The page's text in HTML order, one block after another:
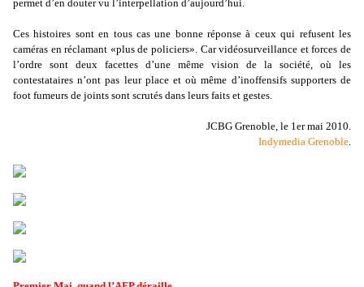
permet d’en douter vu l’interpellation d’aujourd’hui.
Ces histoires sont en tous cas une bonne réponse à ceux qui refusent les
caméras en réclamant «plus de policiers». Car vidéosurveillance et forces de
l’ordre sont deux facettes d’une même vision de la société, où les
contestataires n’ont pas leur place et où même d’inoffensifs supporters de
foot fumeurs de joints sont scrutés dans leurs faits et gestes.
JCBG Grenoble, le 1er mai 2010.
Indymedia Grenoble.